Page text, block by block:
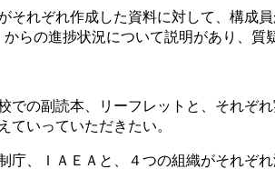
れぞれ作成した資料に対して、構成
らの進捗状況について説明があり、質
の副読本、リーフレットと、それぞ
ていっていただきたい。
、ＩＡＥＡと、４つの組織がそれぞ